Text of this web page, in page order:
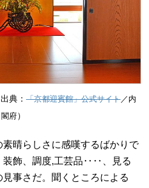
典： 「京都迎賓館」公式サイト／内
閣府）
晴らしさに感嘆するばかりで
装飾、調度,工芸品‥‥、見る
事さだ。聞くところによる